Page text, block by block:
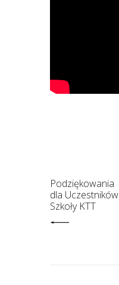
Podziękowania
dla Uczestników
Szkoły KTT